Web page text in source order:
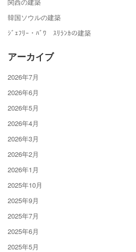
韓国ソウルの建築
ｼﾞｪﾌﾘｰ・ﾊﾞﾜ ｽﾘﾗﾝｶの建築
アーカイブ
2026年7月
2026年6月
2026年5月
2026年4月
2026年3月
2026年2月
2026年1月
2025年10月
2025年9月
2025年7月
2025年6月
2025年5月